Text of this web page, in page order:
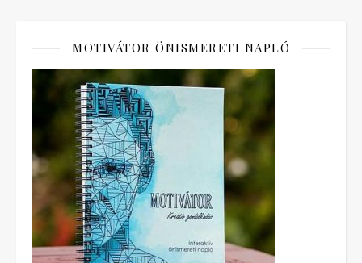
MOTIVÁTOR ÖNISMERETI NAPLÓ